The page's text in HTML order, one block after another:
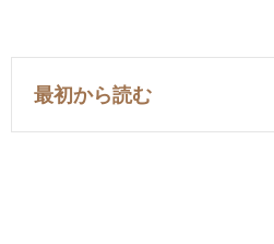
最初から読む